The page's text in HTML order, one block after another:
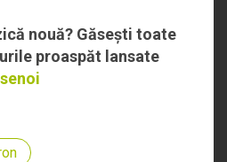
nouă? Găsești toate
proaspăt lansate